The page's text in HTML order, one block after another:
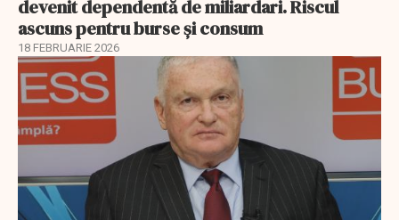
devenit dependentă de miliardari. Riscul
ascuns pentru burse și consum
18 FEBRUARIE 2026
EXCLUSIV